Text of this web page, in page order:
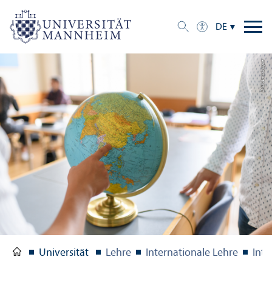
DE
Bild: Anna Logue
Universität Lehre Internationale Lehre